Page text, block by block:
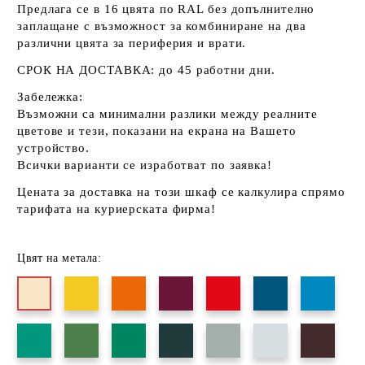
Предлага се в 16 цвята по RAL без допълнително
заплащане с възможност за комбиниране на два
различни цвята за периферия и врати.
СРОК НА ДОСТАВКА: до 45 работни дни.
Забележка:
Възможни са минимални разлики между реалните
цветове и тези, показани на екрана на Вашето
устройство.
Всички варианти се изработват по заявка!
Цената за доставка на този шкаф се калкулира спрямо
тарифата на куриерската фирма!
Цвят на метала: